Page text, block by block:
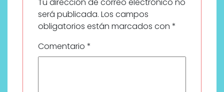
será publicada. Los campos
obligatorios están marcados con *
Comentario *